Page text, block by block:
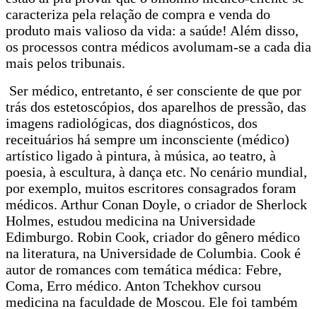
caracteriza pela relação de compra e venda do
produto mais valioso da vida: a saúde! Além disso,
os processos contra médicos avolumam-se a cada dia
mais pelos tribunais.
Ser médico, entretanto, é ser consciente de que por
trás dos estetoscópios, dos aparelhos de pressão, das
imagens radiológicas, dos diagnósticos, dos
receituários há sempre um inconsciente (médico)
artístico ligado à pintura, à música, ao teatro, à
poesia, à escultura, à dança etc. No cenário mundial,
por exemplo, muitos escritores consagrados foram
médicos. Arthur Conan Doyle, o criador de Sherlock
Holmes, estudou medicina na Universidade
Edimburgo. Robin Cook, criador do gênero médico
na literatura, na Universidade de Columbia. Cook é
autor de romances com temática médica: Febre,
Coma, Erro médico. Anton Tchekhov cursou
medicina na faculdade de Moscou. Ele foi também